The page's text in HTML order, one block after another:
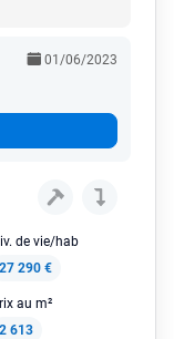
01/06/2023
de vie/hab
27 290 €
au m²
2 613